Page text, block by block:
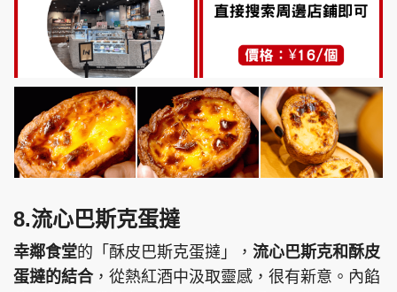
8.流心巴斯克蛋撻
幸鄰食堂的「酥皮巴斯克蛋撻」， 流心巴斯克和酥皮
蛋撻的結合，從熱紅酒中汲取靈感，很有新意。內餡